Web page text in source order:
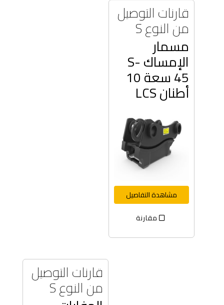
قارنات التوصيل
من النوع S
مسمار
الإمساك S-
45 سعة 10
أطنان LCS
مشاهدة التفاصيل
مقارنة
قارنات التوصيل
من النوع S